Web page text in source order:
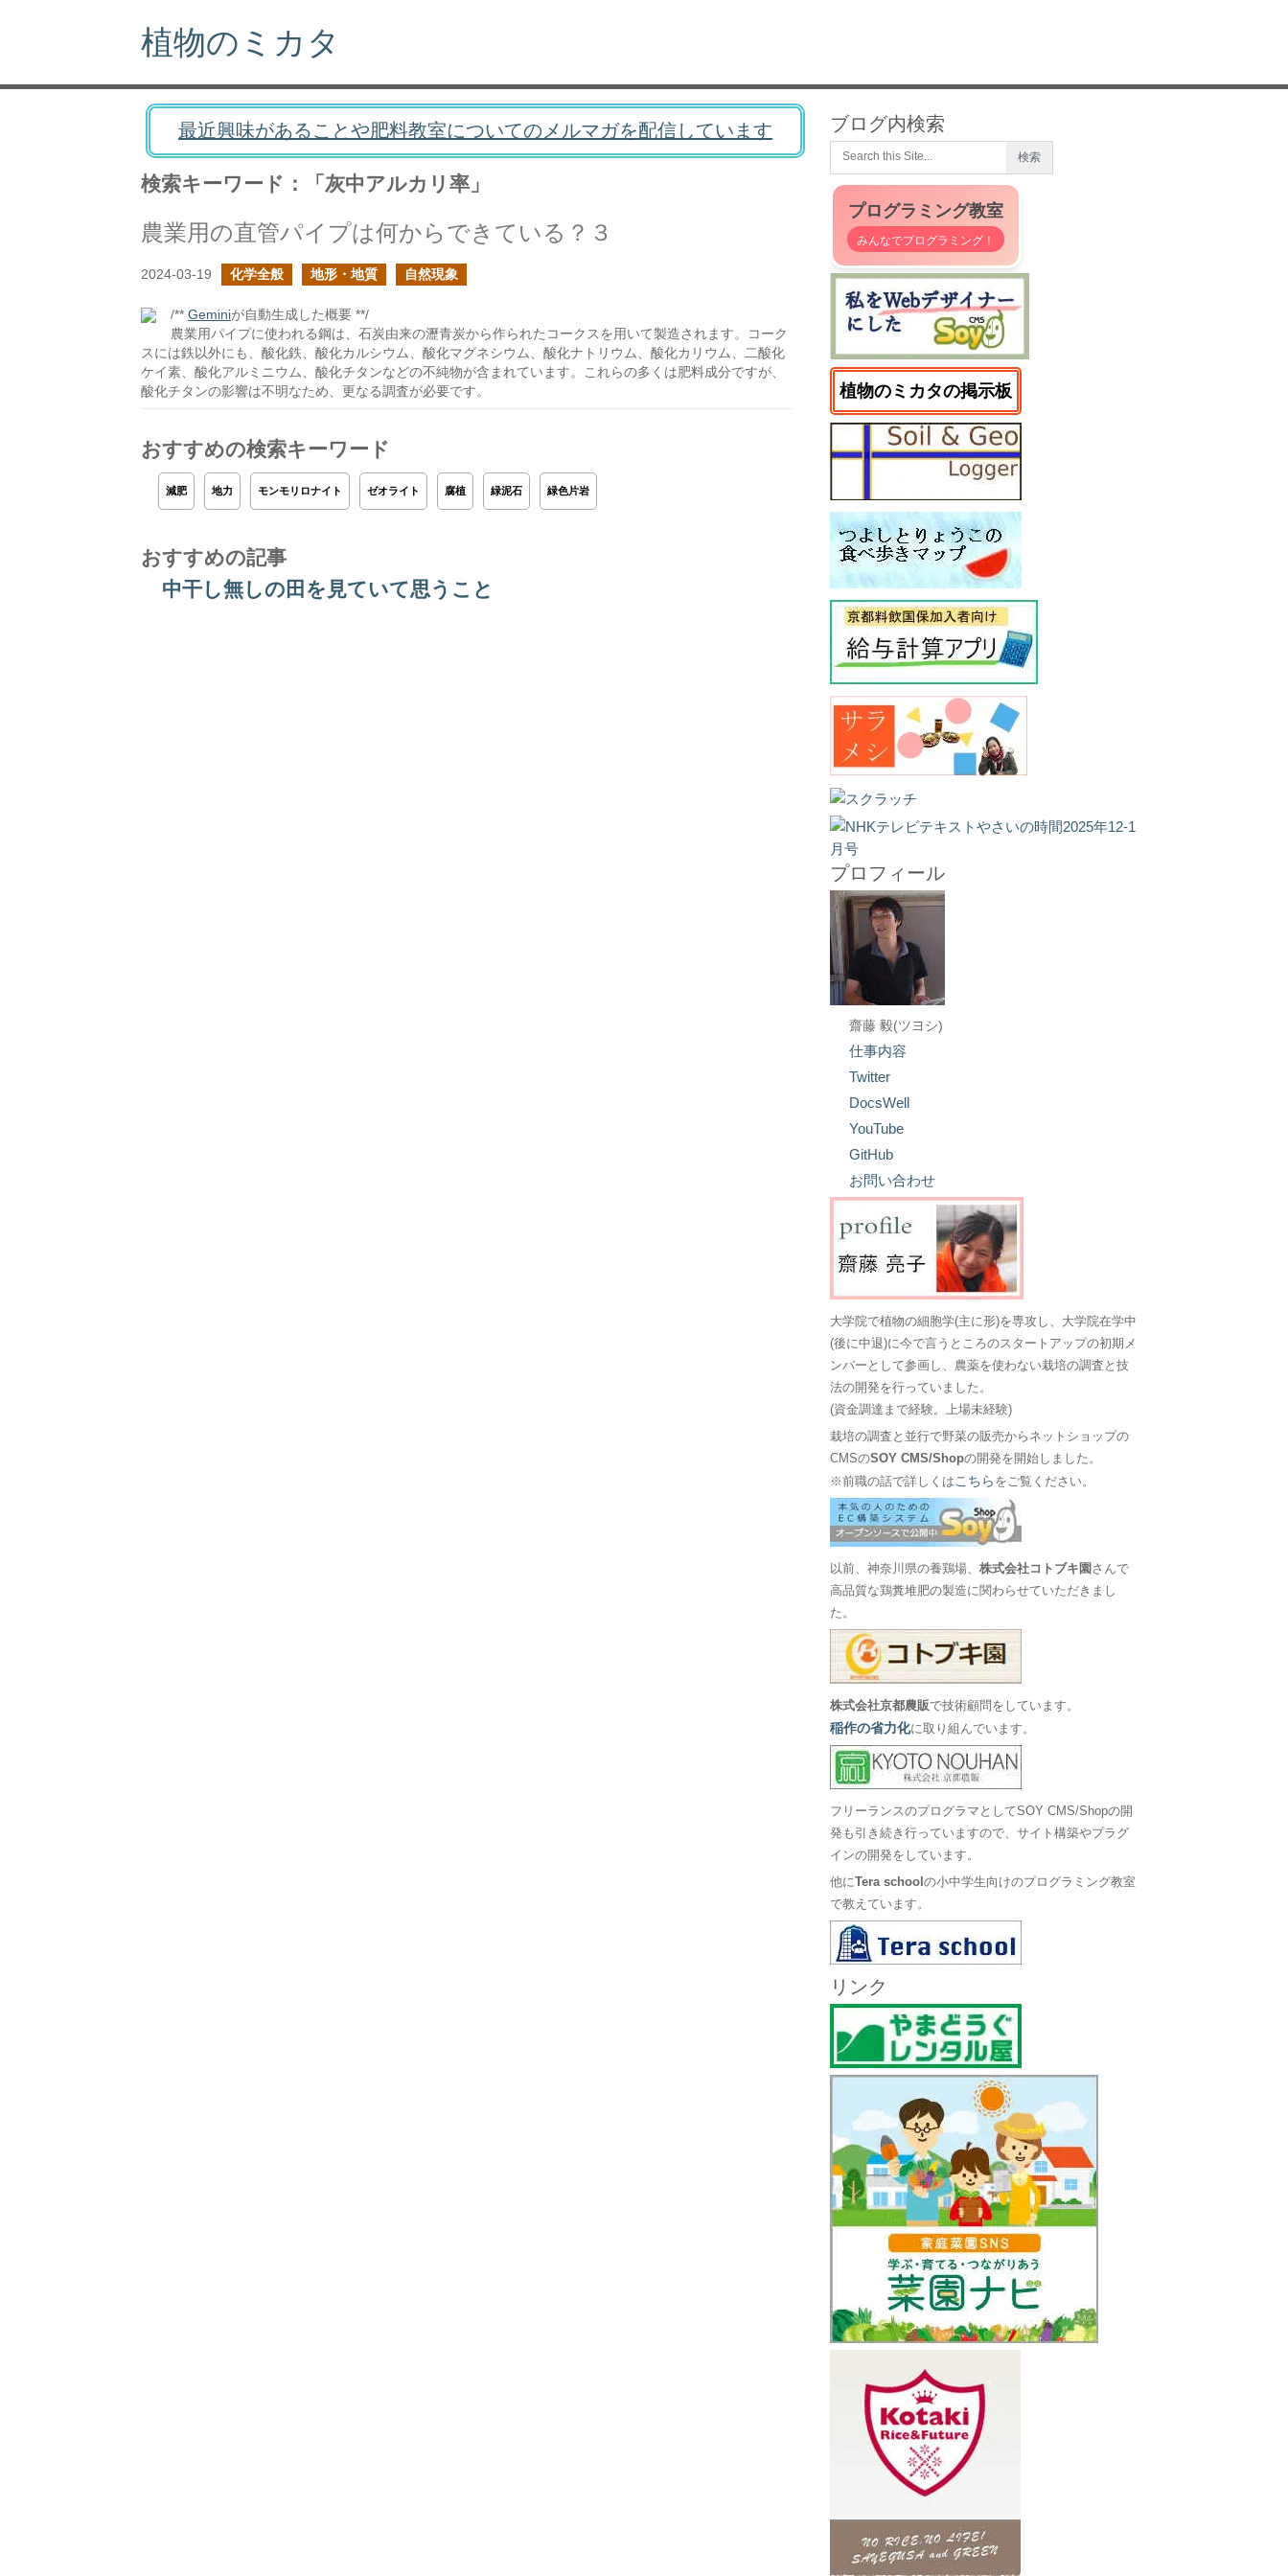
植物のミカタ
最近興味があることや肥料教室についてのメルマガを配信しています
検索キーワード：「灰中アルカリ率」
農業用の直管パイプは何からできている？３
2024-03-19 化学全般 地形・地質 自然現象
/** Geminiが自動生成した概要 **/
農業用パイプに使われる鋼は、石炭由来の瀝青炭から作られたコークスを用いて製造されます。コーク
スには鉄以外にも、酸化鉄、酸化カルシウム、酸化マグネシウム、酸化ナトリウム、酸化カリウム、二酸化
ケイ素、酸化アルミニウム、酸化チタンなどの不純物が含まれています。これらの多くは肥料成分ですが、
酸化チタンの影響は不明なため、更なる調査が必要です。
おすすめの検索キーワード
減肥 地力 モンモリロナイト ゼオライト 腐植 緑泥石 緑色片岩
おすすめの記事
中干し無しの田を見ていて思うこと
ブログ内検索
プログラミング教室
みんなでプログラミング！
植物のミカタの掲示板
プロフィール
齋藤 毅(ツヨシ)
仕事内容
Twitter
DocsWell
YouTube
GitHub
お問い合わせ
大学院で植物の細胞学(主に形)を専攻し、大学院在学中
(後に中退)に今で言うところのスタートアップの初期メ
ンバーとして参画し、農薬を使わない栽培の調査と技
法の開発を行っていました。
(資金調達まで経験。上場未経験)
栽培の調査と並行で野菜の販売からネットショップの
CMSのSOY CMS/Shopの開発を開始しました。
※前職の話で詳しくは こちら をご覧ください。
以前、神奈川県の養鶏場、株式会社コトブキ園 さんで
高品質な鶏糞堆肥の製造に関わらせていただきまし
た。
株式会社京都農販で技術顧問をしています。
稲作の省力化に取り組んでいます。
フリーランスのプログラマとしてSOY CMS/Shopの開
発も引き続き行っていますので、サイト構築やプラグ
インの開発をしています。
他にTera schoolの小中学生向けのプログラミング教室
で教えています。
リンク